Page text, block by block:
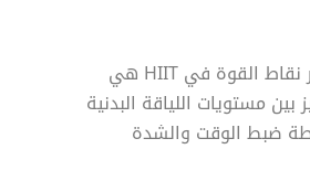
واحدة من أكبر نقاط القوة في HIIT هي
بين مستويات اللياقة البدنية
ضبط الوقت والشدة